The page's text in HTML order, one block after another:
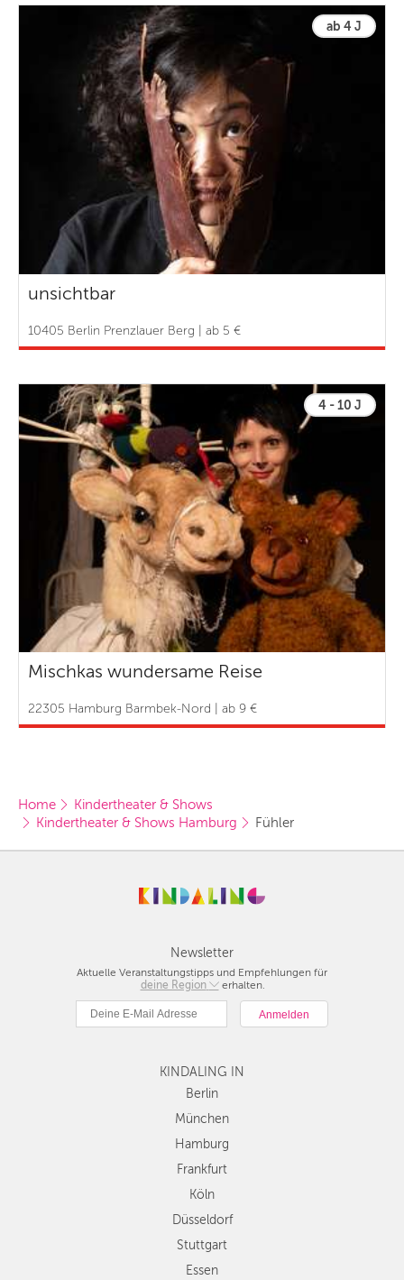
ab 4 J
unsichtbar
10405 Berlin Prenzlauer Berg | ab 5 €
4 - 10 J
Mischkas wundersame Reise
22305 Hamburg Barmbek-Nord | ab 9 €
Home
Kindertheater & Shows
Kindertheater & Shows Hamburg
Fühler
Newsletter
Aktuelle Veranstaltungstipps und Empfehlungen für
deine Region
Berlin
Hamburg
Köln
Düsseldorf
Stuttgart
Essen
Dresden
Nürnberg
Wien
Zürich
erhalten.
KINDALING IN
Berlin
München
Hamburg
Frankfurt
Köln
Düsseldorf
Stuttgart
Essen